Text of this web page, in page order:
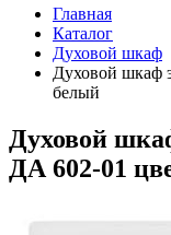
Главная
Каталог
Духовой шкаф
Духовой шкаф
белый
Духовой
ДА 602-01